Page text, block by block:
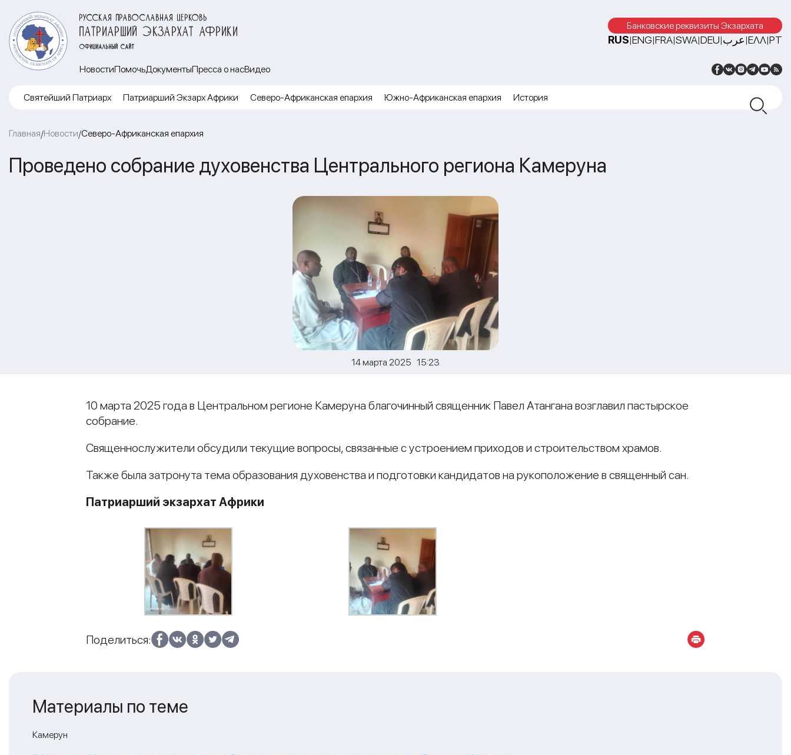
РУССКАЯ ПРАВОСЛАВНАЯ ЦЕРКОВЬ
ПАТРИАРШИЙ ЭКЗАРХАТ АФРИКИ
ОФИЦИАЛЬНЫЙ САЙТ
Банковские реквизиты Экзархата
RUS|ENG|FRA|SWA|DEU|عرب|ΕΛΛ|PT
НовостиПомочьДокументыПресса о насВидео
Cвятейший Патриарх Патриарший Экзарх Африки Северо-Африканская епархия Южно-Африканская епархия История
Главная/Новости/Северо-Африканская епархия
Проведено собрание духовенства Центрального региона Камеруна
14 марта 2025 15:23
10 марта 2025 года в Центральном регионе Камеруна благочинный священник Павел Атангана возглавил пастырское
собрание.
Священнослужители обсудили текущие вопросы, связанные с устроением приходов и строительством храмов.
Также была затронута тема образования духовенства и подготовки кандидатов на рукоположение в священный сан.
Патриарший экзархат Африки
Поделиться:
Материалы по теме
Камерун